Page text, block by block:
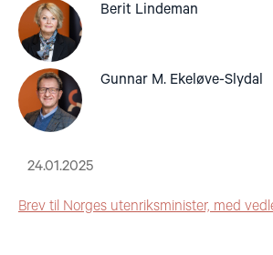
Berit Lindeman
Gunnar M. Ekeløve-Slydal
24.01.2025
Brev til Norges utenriksminister, med